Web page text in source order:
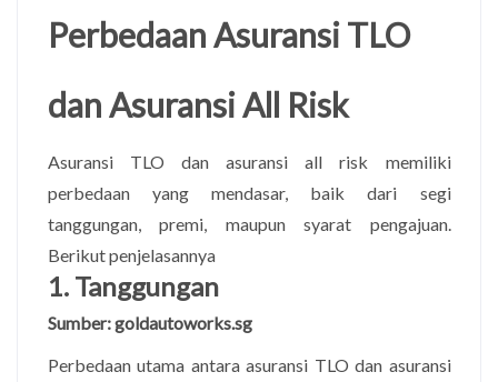
Perbedaan Asuransi TLO
dan Asuransi All Risk
Asuransi TLO dan asuransi all risk memiliki
perbedaan yang mendasar, baik dari segi
tanggungan, premi, maupun syarat pengajuan.
Berikut penjelasannya
1. Tanggungan
Sumber: goldautoworks.sg
Perbedaan utama antara asuransi TLO dan asuransi